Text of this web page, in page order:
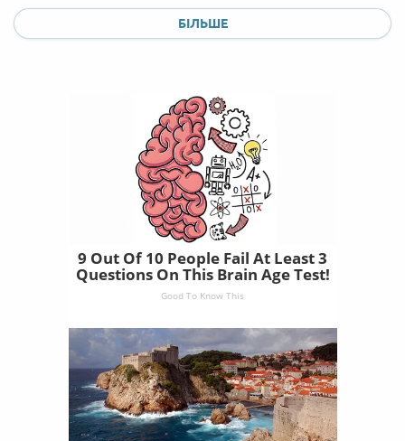
БІЛЬШЕ
9 Out Of 10 People Fail At Least 3
Questions On This Brain Age Test!
Good To Know This